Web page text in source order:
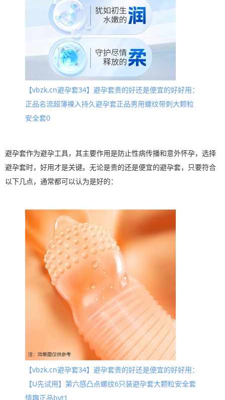
【vbzk.cn避孕套34】避孕套贵的好还是便宜的好好用：
正品名流超薄裸入持久避孕套正品男用螺纹带刺大颗粒
安全套0
避孕套作为避孕工具，其主要作用是防止性病传播和意外怀孕，选择
避孕套时，好用才是关键。无论是贵的还是便宜的避孕套，只要符合
以下几点，通常都可以认为是好的：
【vbzk.cn避孕套34】避孕套贵的好还是便宜的好好用：
【U先试用】第六感凸点螺纹6只装避孕套大颗粒安全套
情趣正品byt1